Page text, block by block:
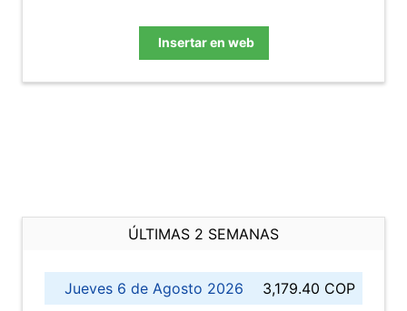
Insertar en web
ÚLTIMAS 2 SEMANAS
Jueves 6 de Agosto 2026
3,179.40 COP